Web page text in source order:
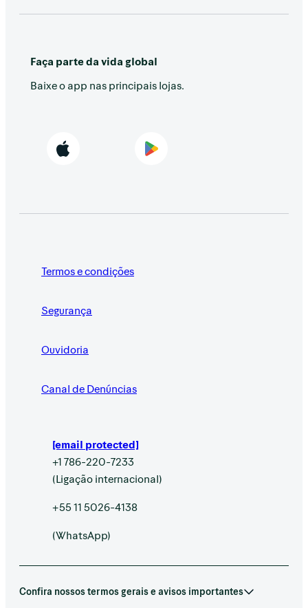
Faça parte da vida global
Baixe o app nas principais lojas.
Termos e condições
Segurança
Ouvidoria
Canal de Denúncias
[email protected]
+1 786-220-7233
(Ligação internacional)
+55 11 5026-4138
(WhatsApp)
Confira nossos termos gerais e avisos importantes